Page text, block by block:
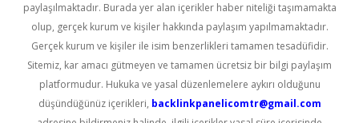
paylaşılmaktadır. Burada yer alan içerikler haber niteliği taşımamakta
olup, gerçek kurum ve kişiler hakkında paylaşım yapılmamaktadır.
Gerçek kurum ve kişiler ile isim benzerlikleri tamamen tesadüfidir.
Sitemiz, kar amacı gütmeyen ve tamamen ücretsiz bir bilgi paylaşım
platformudur. Hukuka ve yasal düzenlemelere aykırı olduğunu
düşündüğünüz içerikleri, backlinkpanelicomtr@gmail.com